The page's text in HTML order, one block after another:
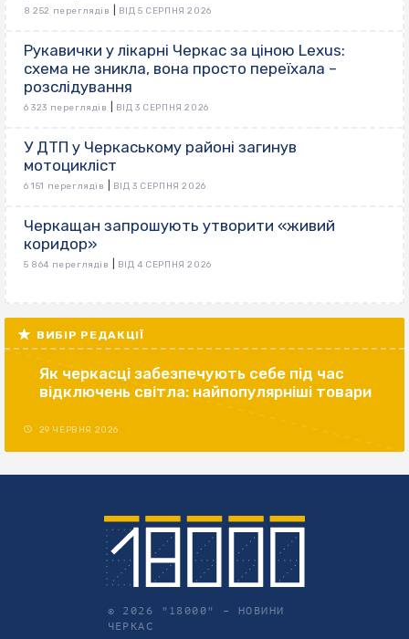
8 252 переглядів ВІД 5 СЕРПНЯ 2026
Рукавички у лікарні Черкас за ціною Lexus:
схема не зникла, вона просто переїхала –
розслідування
6 323 переглядів ВІД 3 СЕРПНЯ 2026
У ДТП у Черкаському районі загинув
мотоцикліст
6 151 переглядів ВІД 3 СЕРПНЯ 2026
Черкащан запрошують утворити «живий
коридор»
5 864 переглядів ВІД 4 СЕРПНЯ 2026
ВИБІР РЕДАКЦІЇ
Як черкасці забезпечують себе під час
відключень світла: найпопулярніші товари
29 ЧЕРВНЯ 2026
© 2026 "18000" – НОВИНИ
ЧЕРКАС